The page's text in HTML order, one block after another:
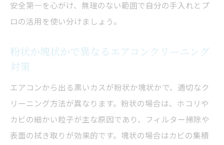
安全第一を心がけ、無理のない範囲で自分の手入れとプ
ロの活用を使い分けましょう。
粉状か塊状かで異なるエアコンクリーニング
対策
エアコンから出る黒いカスが粉状か塊状かで、適切なク
リーニング方法が異なります。粉状の場合は、ホコリや
カビの細かい粒子が主な原因であり、フィルター掃除や
表面の拭き取りが効果的です。塊状の場合はカビの集積